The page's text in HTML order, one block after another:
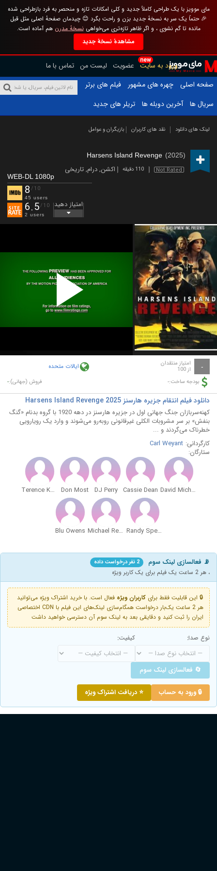
مای موویز با یک طراحی کاملاً جدید و کلی امکانات تازه و منحصر به فرد بازطراحی شده
🎉 حتماً یک سر به نسخهٔ جدید بزن و راحت بگرد 😊 چیدمان صفحهٔ اصلی مثل قبل
مانده تا گم نشوی ، و اگر ظاهر تازه‌تری می‌خواهینسخهٔ مدرن هم آماده است.
مشاهدهٔ نسخهٔ جدید
new
ورود به سایت عضویت لیست من تماس با ما
صفحه اصلی
چهره های مشهور
فیلم های برتر
سریال ها
آخرین دوبله ها تریلر های جدید
لینک های دانلود نقد های کاربران بازیگران و عوامل
Harsens Island Revenge (2025)
Not Rated 110 دقیقه اکشن,درام,تاریخی
WEB-DL 1080p
8 /10
45 users
6.5/10
2 users
امتیاز دهید
Play
Video
- امتیاز منتقدان
از 100 ایالات متحده
بودجه ساخت:- فروش (جهانی):-
دانلود فیلم انتقام جزیره هارسنز Harsens Island Revenge 2025
کهنه‌سربازان جنگ جهانی اول در جزیره هارسنز در دهه 1920 با گروه بدنام «گنگ
بنفش» بر سر مشروبات الکلی غیرقانونی روبه‌رو می‌شوند و وارد یک رویارویی
خطرناک می‌گردند و ...
کارگردانی: Carl Weyant
ستارگان:
David Michael Reardon
Cassie Dean
DJ Perry
Don Most
Terence Knox
Randy Spence
Michael Rene Walton
Blu Owens
📡 فعالسازی لینک سوم 2 نفر درخواست داده
، هر 2 ساعت یک فیلم برای یک کاربر ویژه
🔒 این قابلیت فقط برای کاربران ویژه فعال است. با خرید اشتراک ویژه می‌توانید
هر 2 ساعت یک‌بار درخواست همگام‌سازی لینک‌های این فیلم با CDN اختصاصی
ایران را ثبت کنید و دقایقی بعد به لینک سوم آن دسترسی خواهید داشت
نوع صدا: کیفیت:
🔄 فعالسازی لینک سوم
🔒 ورود به حساب ⭐ دریافت اشتراک ویژه